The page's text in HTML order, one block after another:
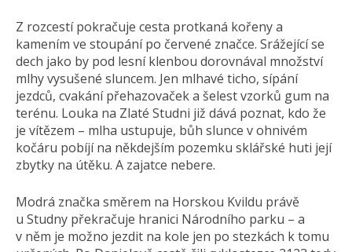
Z rozcestí pokračuje cesta protkaná kořeny a
kamením ve stoupání po červené značce. Srážející se
dech jako by pod lesní klenbou dorovnával množství
mlhy vysušené sluncem. Jen mlhavé ticho, sípání
jezdců, cvakání přehazovaček a šelest vzorků gum na
terénu. Louka na Zlaté Studni již dává poznat, kdo že
je vítězem – mlha ustupuje, bůh slunce v ohnivém
kočáru pobíjí na někdejším pozemku sklářské huti její
zbytky na útěku. A zajatce nebere.
Modrá značka směrem na Horskou Kvildu právě
u Studny překračuje hranici Národního parku – a
v něm je možno jezdit na kole jen po stezkách k tomu